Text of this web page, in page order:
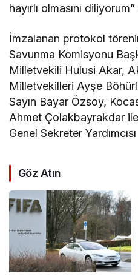
hayırlı olmasını
İmzalanan protokol
Savunma Komisyonu
Milletvekili Hulusi Akar,
Milletvekilleri Ayşe
Sayın Bayar Özsoy,
Ahmet Çolakbayrakdar
Genel Sekreter
Göz Atın